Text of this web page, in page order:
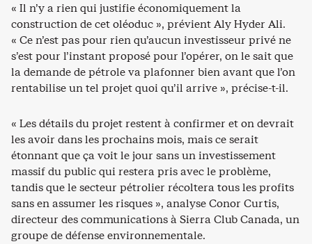
« Il n’y a rien qui justifie économiquement la
construction de cet oléoduc », prévient Aly Hyder Ali.
« Ce n’est pas pour rien qu’aucun investisseur privé ne
s’est pour l’instant proposé pour l’opérer, on le sait que
la demande de pétrole va plafonner bien avant que l’on
rentabilise un tel projet quoi qu’il arrive », précise-t-il.
« Les détails du projet restent à confirmer et on devrait
les avoir dans les prochains mois, mais ce serait
étonnant que ça voit le jour sans un investissement
massif du public qui restera pris avec le problème,
tandis que le secteur pétrolier récoltera tous les profits
sans en assumer les risques », analyse Conor Curtis,
directeur des communications à Sierra Club Canada, un
groupe de défense environnementale.